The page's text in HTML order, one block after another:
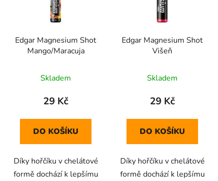
Edgar Magnesium Shot
Mango/Maracuja
Skladem
29 Kč
DO KOŠÍKU
Díky hořčíku v chelátové
formě dochází k lepšímu
Edgar Magnesium Shot
Višeň
Skladem
29 Kč
DO KOŠÍKU
Díky hořčíku v chelátové
formě dochází k lepšímu